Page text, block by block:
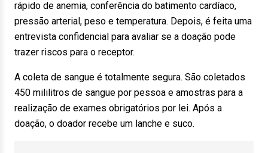
rápido de anemia, conferência do batimento cardíaco,
pressão arterial, peso e temperatura. Depois, é feita uma
entrevista confidencial para avaliar se a doação pode
trazer riscos para o receptor.
A coleta de sangue é totalmente segura. São coletados
450 mililitros de sangue por pessoa e amostras para a
realização de exames obrigatórios por lei. Após a
doação, o doador recebe um lanche e suco.